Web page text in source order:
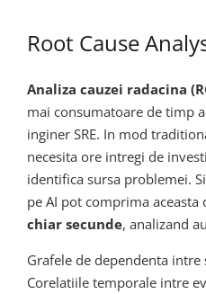
Root Cause
Analiza cauzei radacina
mai consumatoare de timp
inginer SRE. In mod
necesita ore intregi de
identifica sursa problemei.
pe AI pot comprima aceasta
chiar secunde, analizand
Grafele de dependenta
Corelatiile temporale intre